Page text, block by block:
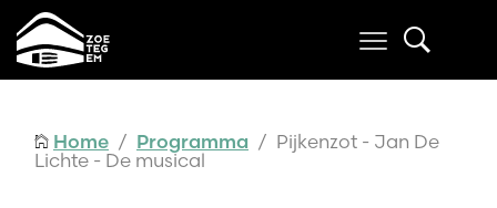
Home / Programma / Pijkenzot - Jan De
Lichte - De musical